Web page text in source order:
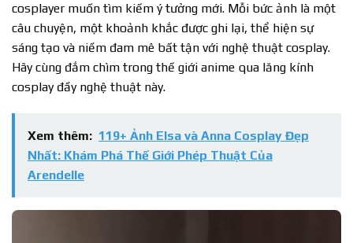
cosplayer muốn tìm kiếm ý tưởng mới. Mỗi bức ảnh là một
câu chuyện, một khoảnh khắc được ghi lại, thể hiện sự
sáng tạo và niềm đam mê bất tận với nghệ thuật cosplay.
Hãy cùng đắm chìm trong thế giới anime qua lăng kính
cosplay đầy nghệ thuật này.
Xem thêm: 119+ Ảnh Elsa và Anna Cosplay Đẹp
Nhất: Khám Phá Thế Giới Phép Thuật Của
Arendelle